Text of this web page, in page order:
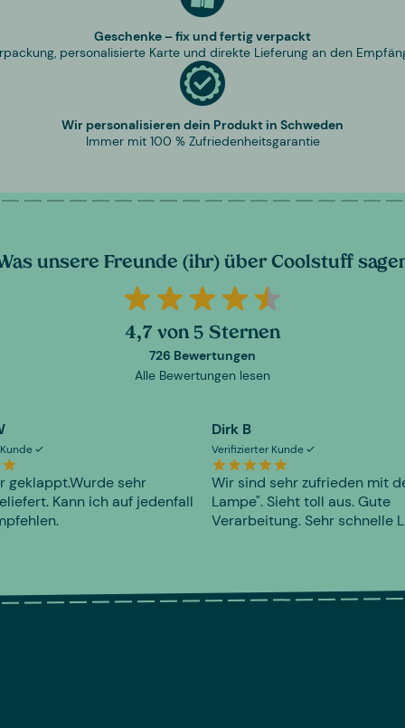
Geschenke – fix und fertig verpackt
personalisierte Karte und direkte Lieferung an den
Wir personalisieren dein Produkt in Schweden
Immer mit 100 % Zufriedenheitsgarantie
unsere Freunde (ihr) über Coolstuff
4,7 von 5 Sternen
726 Bewertungen
Alle Bewertungen lesen
geklappt.Wurde sehr
Kann ich auf jedenfall
Dirk B
Verifizierter Kunde
Wir sind sehr zufrieden mit
Lampe". Sieht toll aus. Gute
Verarbeitung. Sehr schnelle